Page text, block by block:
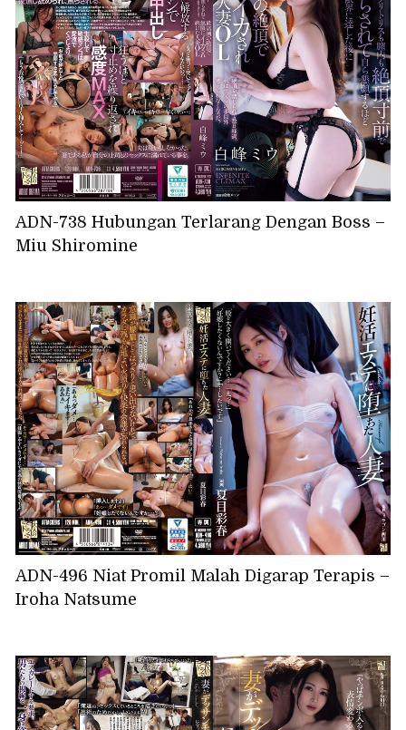
ADN-738 Hubungan Terlarang Dengan Boss –
Miu Shiromine
ADN-496 Niat Promil Malah Digarap Terapis –
Iroha Natsume